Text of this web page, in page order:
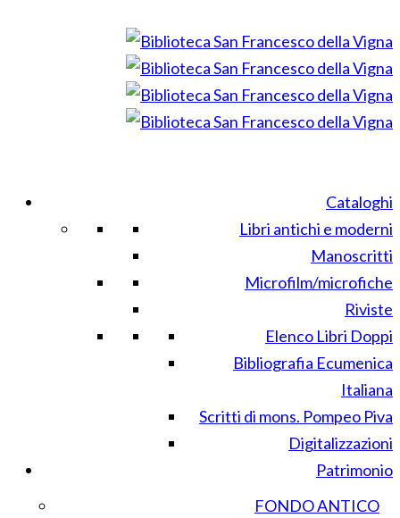
Cataloghi
Libri antichi e moderni
Manoscritti
Microfilm/microfiche
Riviste
Elenco Libri Doppi
Bibliografia Ecumenica
Italiana
Scritti di mons. Pompeo Piva
Digitalizzazioni
Patrimonio
FONDO ANTICO